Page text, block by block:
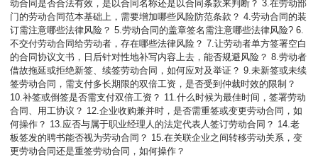
动合同是否合法有效，是以合同名称还是以合同条款来判断？ 3.在劳动部
门的劳动合同范本基础上，需要增加哪些风险防范条款？ 4.劳动合同的装
订需注意哪些法律风险？ 5.劳动合同的盖章签名需注意哪些法律风险? 6.
不交付劳动合同给劳动者，存在哪些法律风险？ 7.让劳动者单方签署空白
的合同协议文书，日后针对性地补写内容上去，能否规避风险？ 8.劳动者
借故拖延或拒绝新签、续签劳动合同，如何应对及举证？ 9.未新签或未续
签劳动合同，需支付多长期限的双倍工资，是否受到仲裁时效的限制？
10.补签或倒签是否需支付双倍工资？ 11.什么时候为最佳时间，签署劳动
合同、用工协议？ 12.企业收购兼并时，是否需重签或变更劳动合同，如
何操作？ 13.应否与属于职业经理人的法定代表人签订劳动合同？ 14.老
板签发的聘书能否视为劳动合同？ 15.在关联企业之间转移劳动关系，变
更劳动合同还是重签劳动合同，如何操作？